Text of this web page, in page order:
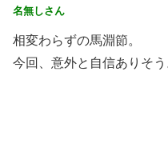
名無しさん
相変わらずの馬淵節。
今回、意外と自信ありそう